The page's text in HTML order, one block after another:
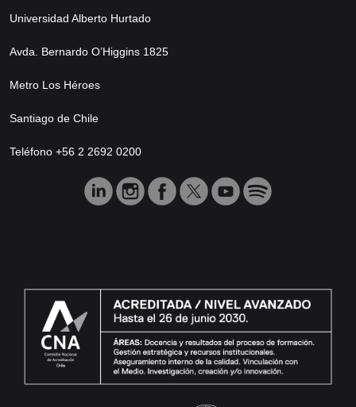
Universidad Alberto Hurtado
Avda. Bernardo O’Higgins 1825
Metro Los Héroes
Santiago de Chile
Teléfono +56 2 2692 0200